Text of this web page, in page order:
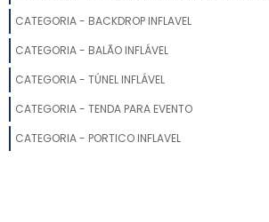
STANDS PARA CONSTRUTORAS
EMPRESA DE STAND
STAND EMPRESA
CATEGORIA - BACKDROP INFLAVEL
CATEGORIA - BALÃO INFLÁVEL
CATEGORIA - TÚNEL INFLÁVEL
CATEGORIA - TENDA PARA EVENTO
CATEGORIA - PORTICO INFLAVEL